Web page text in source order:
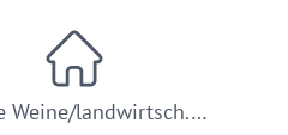
Weine/landwirtsch.…